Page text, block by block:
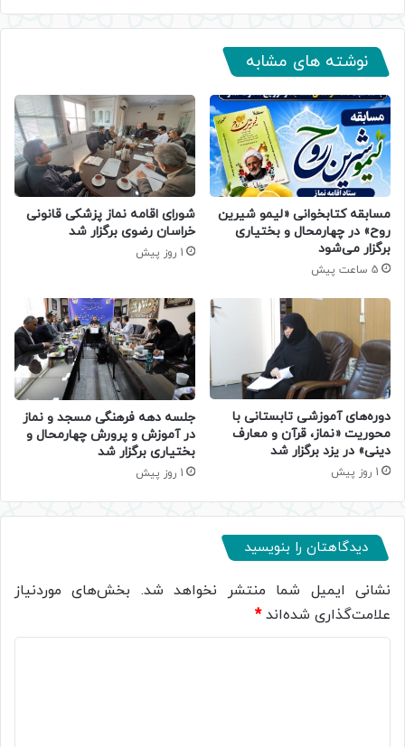
نوشته های مشابه
مسابقه کتابخوانی «لیمو شیرین
روح» در چهارمحال و بختیاری
برگزار می‌شود
5 ساعت پیش
شورای اقامه نماز پزشکی قانونی
خراسان رضوی برگزار شد
1 روز پیش
دوره‌های آموزشی تابستانی با
محوریت «نماز، قرآن و معارف
دینی» در یزد برگزار شد
1 روز پیش
جلسه دهه فرهنگی مسجد و نماز
در آموزش و پرورش چهارمحال و
بختیاری برگزار شد
1 روز پیش
دیدگاهتان را بنویسید
نشانی ایمیل شما منتشر نخواهد شد. بخش‌های موردنیاز
علامت‌گذاری شده‌اند*